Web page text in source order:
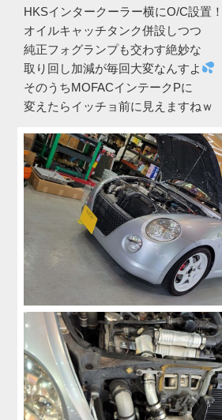
HKSインタークーラー横にO/C設置！
オイルキャッチタンク併設しつつ
純正フォグランプも交わす絶妙な
取り回し加減が毎回大変なんすよ
そのうちMOFACインテークPに
変えたらイッチョ前に見えますねｗ